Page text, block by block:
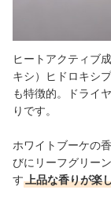
ヒートアクティブ
キシ）ヒドロキシ
も特徴的。ドライ
りです。
ホワイトブーケの
びにリーフグリー
す上品な香りが楽